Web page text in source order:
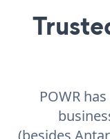
POWR
(besides